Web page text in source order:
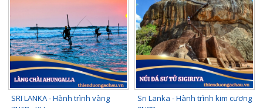
SRI LANKA - Hành trình vàng
Sri Lanka - Hành trình kim cương